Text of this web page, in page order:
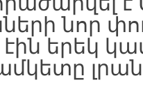
նոր
երեկ